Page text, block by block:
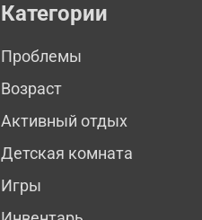
Категории
Проблемы
Возраст
Активный отдых
Детская комната
Игры